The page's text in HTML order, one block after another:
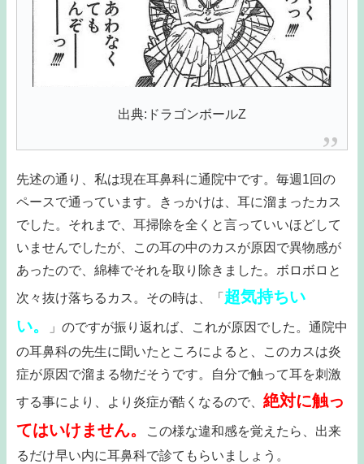
出典:ドラゴンボールZ
先述の通り、私は現在耳鼻科に通院中です。毎週1回の
ペースで通っています。きっかけは、耳に溜まったカス
でした。それまで、耳掃除を全くと言っていいほどして
いませんでしたが、この耳の中のカスが原因で異物感が
あったので、綿棒でそれを取り除きました。ボロボロと
次々抜け落ちるカス。その時は、「 超気持ちい
い。
」のですが振り返れば、これが原因でした。通院中
の耳鼻科の先生に聞いたところによると、このカスは炎
症が原因で溜まる物だそうです。自分で触って耳を刺激
する事により、より炎症が酷くなるので、 絶対に触っ
てはいけません。
この様な違和感を覚えたら、出来
るだけ早い内に耳鼻科で診てもらいましょう。